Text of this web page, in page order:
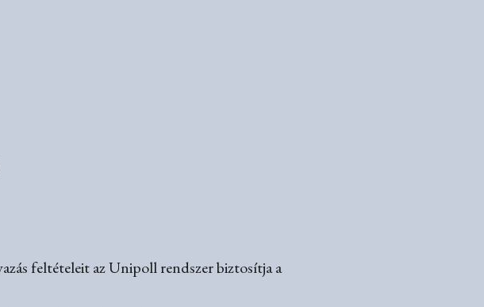
feltételeit az Unipoll rendszer biztosítja a